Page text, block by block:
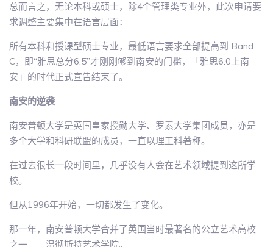
总而言之，无论本科或硕士，除4个管理类专业外，此次申请要
求调整主要集中在语言层面：
所有本科和授课型硕士专业，最低语言要求全部提高到 Band
C，即“雅思总分6.5”才刚刚够到南安的门槛，「雅思6.0上南
安」的时代正式宣告结束了。
南安的逆袭
南安普顿大学是英国皇家授勋大学、罗素大学集团成员，亦是
多个大学和科研联盟的成员，一直以理工科著称。
在过去很长一段时间里，几乎没有人会在艺术领域提到这所学
校。
但从1996年开始，一切都发生了变化。
那一年，南安普顿大学合并了英国当时最著名的公立艺术高校
之一――温彻斯特艺术学院。